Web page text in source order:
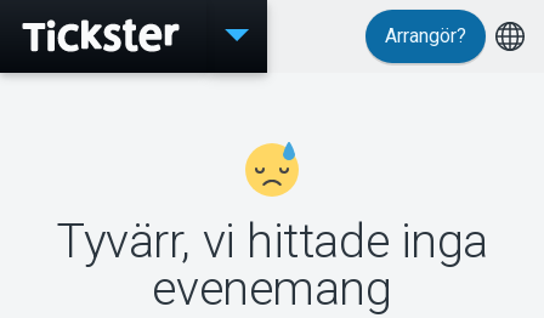
Evenemang
MyTickster
Arrangör?
Tyvärr, vi hittade inga
evenemang